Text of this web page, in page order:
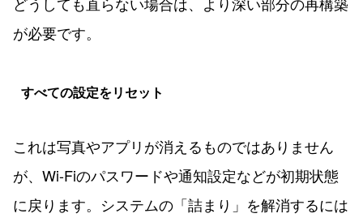
が必要です。
すべての設定をリセット
これは写真やアプリが消えるものではありません
が、Wi-Fiのパスワードや通知設定などが初期状態
に戻ります。システムの「詰まり」を解消するには